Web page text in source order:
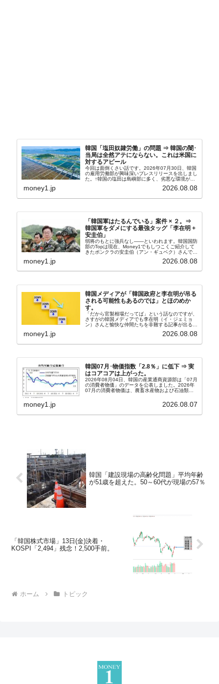
韓国「塩田奴隷労働」の問題 ⇒ 韓国の闇･
当局は全然アテにならない。これは米国に
対するアピール
今回は面倒くさい話です。2026年07月30日、韓国
の雇用労働部が興味深いプレスリリースを出しまし
た。↑韓国の塩田は島嶼部に多く、劣悪な環境が一
般に見られることが少ないため、事件の発覚を妨げ
たといわれます（後述）。これは、いわゆる「塩田
money1.jp 2026.08.08
「韓国軍はたるんでいる」案件 × ２。⇒
韓国軍をダメにする最強タッグ「李在明 +
安圭伯」
弱将のもとに強兵なし――といわれます。韓国国防
部のTopは現在、Money1でもしつこくご紹介して
きたボンクラの安圭伯（アン・ギュベク）さんで
さんと「韓国初の文官上がり」の国防部長官安圭伯
money1.jp 2026.08.08
韓国メディアが「韓国政府と李在明が吊る
される可能性もあるのでは」とほのめか
す。
「だから官製相場だってば」という話なのですが、
さすがの韓国メディアでも李在明（イ・ジェミョ
ン）さんと愉快な仲間たちを非難する記事が出るよ
『朝鮮日報』に面白い記事が出ています。「東西南
money1.jp 2026.08.08
韓国07月･物価指数「2.8％」に低下 ⇒ 実
はコアコアは上がった。
2026年08月04日、韓国の産業通商資源部は「07月
の消費者物価」のデータを公表しました。2026年
07月の消費者物価は、農畜水産物および石油類の
2.8％上昇（06月は3.2％）となり、上昇率は前...
money1.jp 2026.08.07
韓国「建設現場の高齢化問題」平均年齢
が51歳を超えた。50～60代が現場の57％
「韓国株式市場」13日(金)決着・
KOSPI「2,494」残念！2,500手前。
ホーム トピック